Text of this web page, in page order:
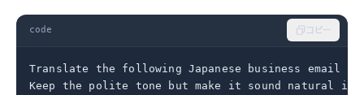
code コピー
Translate the following Japanese business email
Keep the polite tone but make it sound natural in